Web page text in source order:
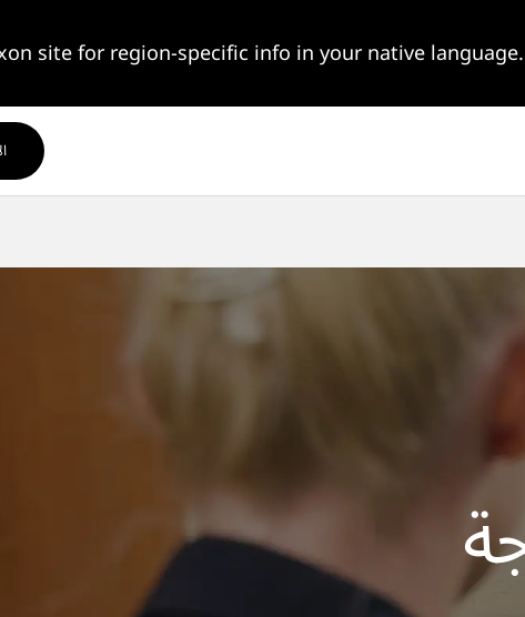
site for region-specific info in your native language.